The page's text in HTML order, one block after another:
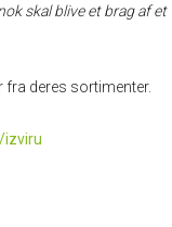
skal blive et brag af et
deres sortimenter.